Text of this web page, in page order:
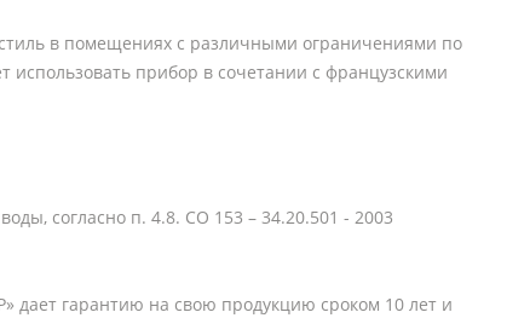
в помещениях с различными ограничениями по
использовать прибор в сочетании с французскими
согласно п. 4.8. СО 153 – 34.20.501 - 2003
дает гарантию на свою продукцию сроком 10 лет и